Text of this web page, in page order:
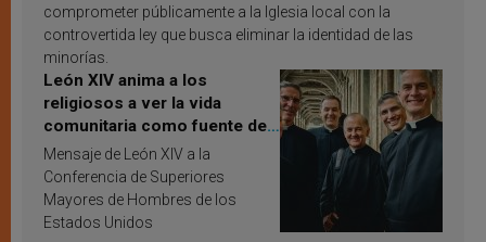
comprometer públicamente a la Iglesia local con la
controvertida ley que busca eliminar la identidad de las
minorías.
León XIV anima a los
religiosos a ver la vida
comunitaria como fuente de
inspiración y santificación
Mensaje de León XIV a la
Conferencia de Superiores
Mayores de Hombres de los
Estados Unidos